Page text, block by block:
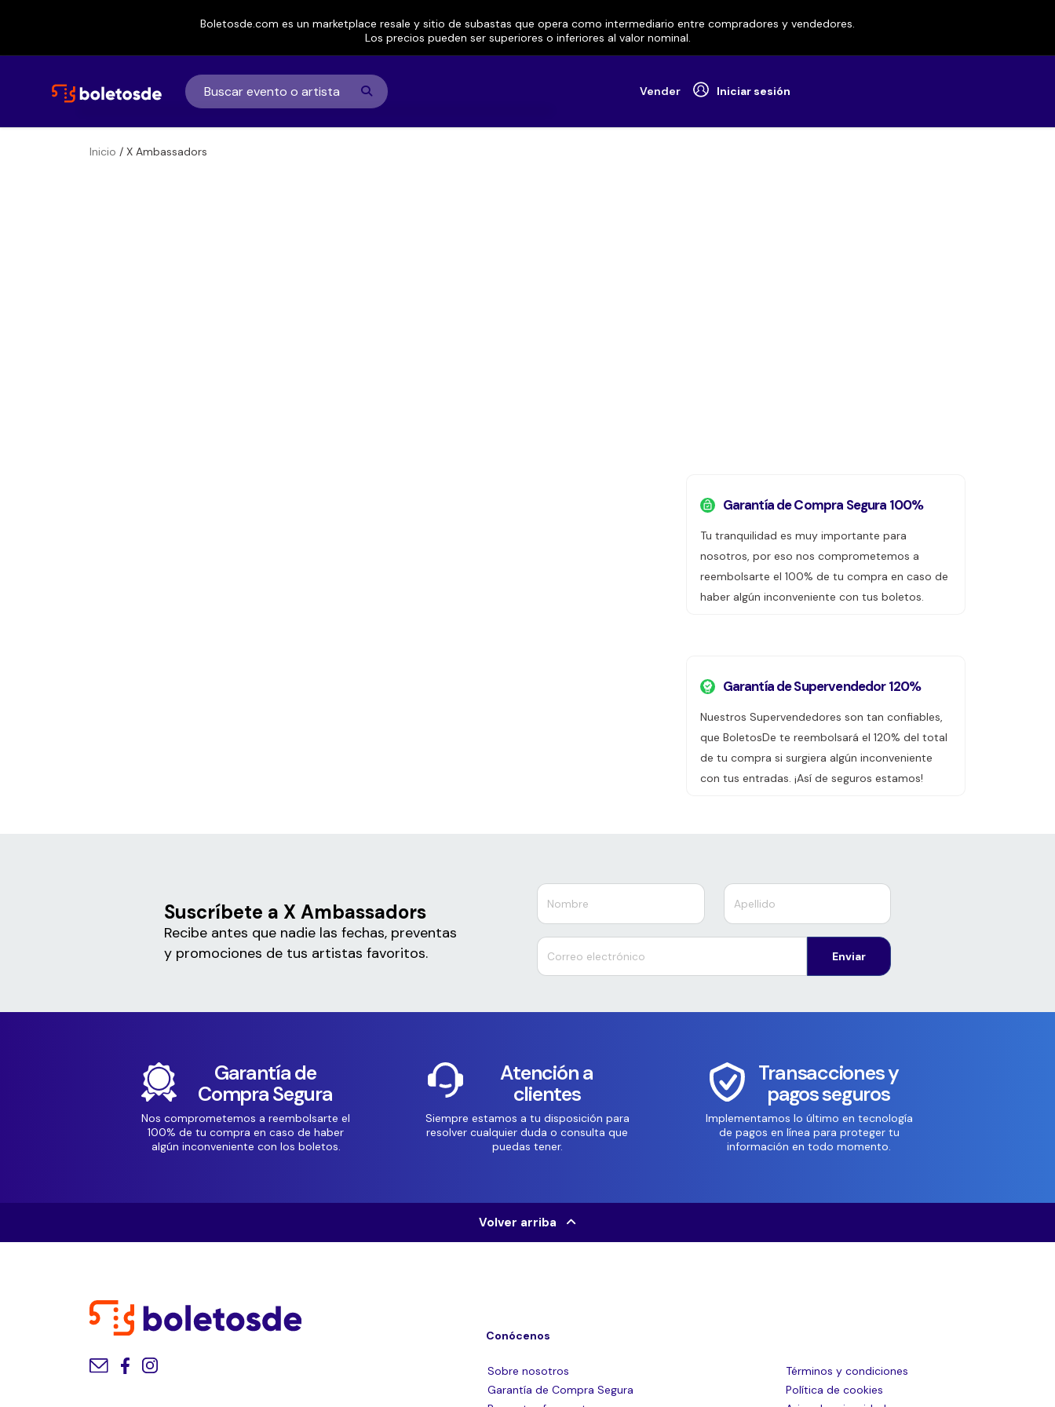
Boletosde.com es un marketplace resale y sitio de subastas que opera como intermediario entre compradores y vendedores.
Los precios pueden ser superiores o inferiores al valor nominal.
Vender Iniciar sesión
Inicio / X Ambassadors
Garantía de Compra Segura 100%
Tu tranquilidad es muy importante para
nosotros, por eso nos comprometemos a
reembolsarte el 100% de tu compra en caso de
haber algún inconveniente con tus boletos.
Garantía de Supervendedor 120%
Nuestros Supervendedores son tan confiables,
que BoletosDe te reembolsará el 120% del total
de tu compra si surgiera algún inconveniente
con tus entradas. ¡Así de seguros estamos!
Suscríbete a X Ambassadors
Recibe antes que nadie las fechas, preventas
y promociones de tus artistas favoritos.
Enviar
Garantía de
Compra Segura
Nos comprometemos a reembolsarte el
100% de tu compra en caso de haber
algún inconveniente con los boletos.
Atención a
clientes
Siempre estamos a tu disposición para
resolver cualquier duda o consulta que
puedas tener.
Transacciones y
pagos seguros
Implementamos lo último en tecnología
de pagos en línea para proteger tu
información en todo momento.
Volver arriba
Conócenos
Sobre nosotros
Garantía de Compra Segura
Términos y condiciones
Política de cookies